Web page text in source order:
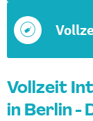
Vollzeit
in Berlin -